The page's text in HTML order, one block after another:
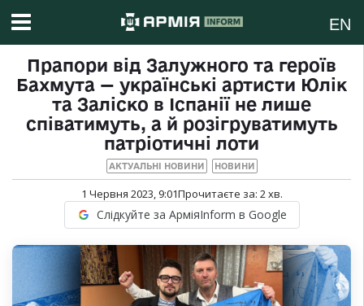
EN
Прапори від Залужного та героїв
Бахмута — українські артисти Юлік
та Заліско в Іспанії не лише
співатимуть, а й розігруватимуть
патріотичні лоти
АКТУАЛЬНІ НОВИНИ НОВИНИ
1 Червня 2023, 9:01Прочитаєте за: 2хв.
Слідкуйте за АрміяInform в Google